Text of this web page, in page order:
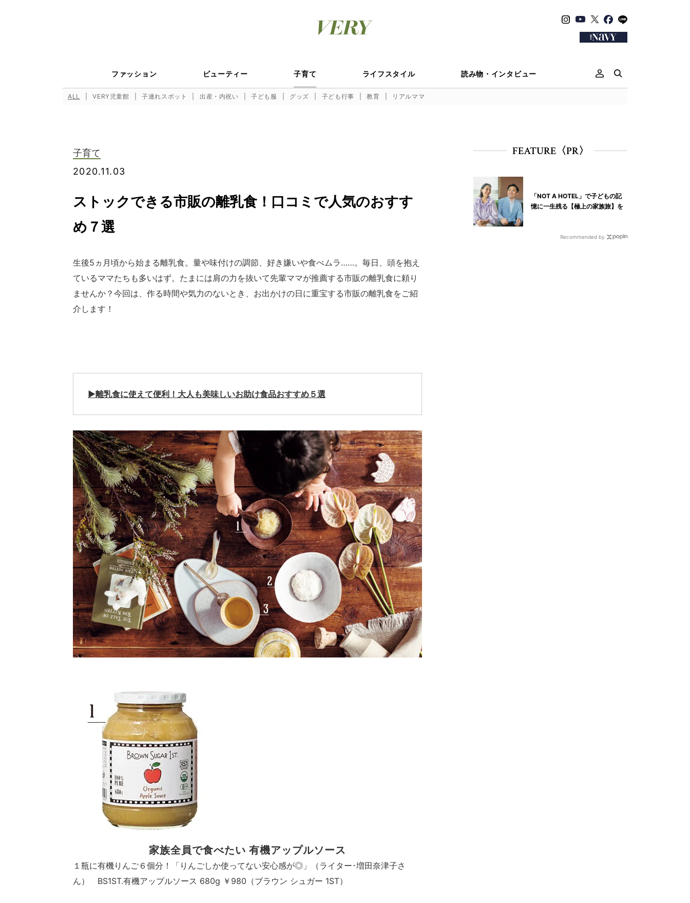
ファッション ビューティー 子育て ライフスタイル 読み物・インタビュー
ALL VERY児童館 子連れスポット 出産・内祝い 子ども服 グッズ 子ども行事 教育 リアルママ
子育て
2020.11.03
ストックできる市販の離乳食！口コミで人気のおすす
め７選
生後5ヵ月頃から始まる離乳食。量や味付けの調節、好き嫌いや食べムラ……。毎日、頭を抱え
ているママたちも多いはず。たまには肩の力を抜いて先輩ママが推薦する市販の離乳食に頼り
ませんか？今回は、作る時間や気力のないとき、お出かけの日に重宝する市販の離乳食をご紹
介します！
▶︎離乳食に使えて便利！大人も美味しいお助け食品おすすめ５選
家族全員で食べたい 有機アップルソース
１瓶に有機りんご６個分！「りんごしか使ってない安心感が◎」（ライター･増田奈津子さ
ん） BS1ST.有機アップルソース 680g ￥980（ブラウン シュガー 1ST）
FEATURE〈PR〉
「NOT A HOTEL」で子どもの記
憶に一生残る【極上の家族旅】を
Recommended by